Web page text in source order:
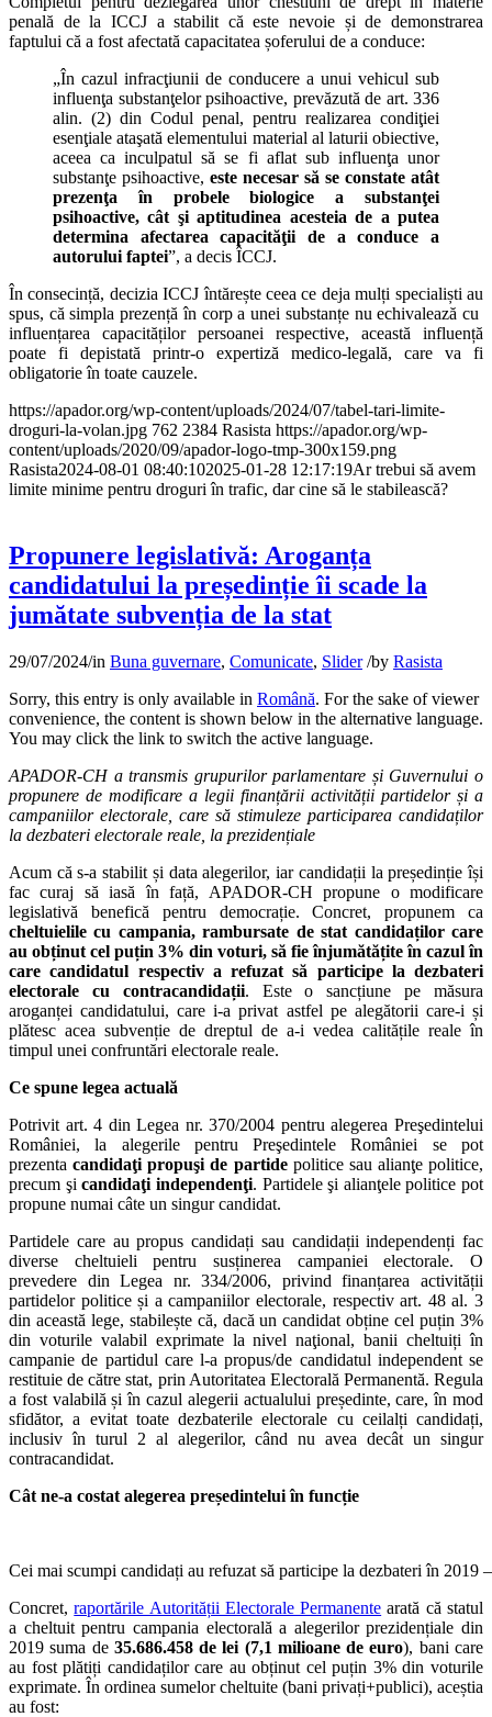
penală de la ICCJ a stabilit că este nevoie și de demonstrarea
faptului că a fost afectată capacitatea șoferului de a conduce:
„În cazul infracţiunii de conducere a unui vehicul sub
influenţa substanţelor psihoactive, prevăzută de art. 336
alin. (2) din Codul penal, pentru realizarea condiţiei
esenţiale ataşată elementului material al laturii obiective,
aceea ca inculpatul să se fi aflat sub influenţa unor
substanţe psihoactive, este necesar să se constate atât
prezenţa în probele biologice a substanţei
psihoactive, cât şi aptitudinea acesteia de a putea
determina afectarea capacităţii de a conduce a
autorului faptei”, a decis ÎCCJ.
În consecință, decizia ICCJ întărește ceea ce deja mulți specialiști au
spus, că simpla prezență în corp a unei substanțe nu echivalează cu
influențarea capacităților persoanei respective, această influență
poate fi depistată printr-o expertiză medico-legală, care va fi
obligatorie în toate cauzele.
https://apador.org/wp-content/uploads/2024/07/tabel-tari-limite-
droguri-la-volan.jpg 762 2384 Rasista https://apador.org/wp-
content/uploads/2020/09/apador-logo-tmp-300x159.png
Rasista2024-08-01 08:40:102025-01-28 12:17:19Ar trebui să avem
limite minime pentru droguri în trafic, dar cine să le stabilească?
Propunere legislativă: Aroganța
candidatului la președinție îi scade la
jumătate subvenția de la stat
29/07/2024/in Buna guvernare, Comunicate, Slider /by Rasista
Sorry, this entry is only available in Română. For the sake of viewer
convenience, the content is shown below in the alternative language.
You may click the link to switch the active language.
APADOR-CH a transmis grupurilor parlamentare și Guvernului o
propunere de modificare a legii finanțării activității partidelor și a
campaniilor electorale, care să stimuleze participarea candidaților
la dezbateri electorale reale, la prezidențiale
Acum că s-a stabilit și data alegerilor, iar candidații la președinție își
fac curaj să iasă în față, APADOR-CH propune o modificare
legislativă benefică pentru democrație. Concret, propunem ca
cheltuielile cu campania, rambursate de stat candidaților care
au obținut cel puțin 3% din voturi, să fie înjumătățite în cazul în
care candidatul respectiv a refuzat să participe la dezbateri
electorale cu contracandidații. Este o sancțiune pe măsura
aroganței candidatului, care i-a privat astfel pe alegătorii care-i și
plătesc acea subvenție de dreptul de a-i vedea calitățile reale în
timpul unei confruntări electorale reale.
Ce spune legea actuală
Potrivit art. 4 din Legea nr. 370/2004 pentru alegerea Preşedintelui
României, la alegerile pentru Preşedintele României se pot
prezentacandidaţi propuşi de partidepolitice sau alianţe politice,
precum şicandidaţi independenţi. Partidele şi alianţele politice pot
propune numai câte un singur candidat.
Partidele care au propus candidați sau candidații independenți fac
diverse cheltuieli pentru susținerea campaniei electorale. O
prevedere din Legea nr. 334/2006, privind finanțarea activității
partidelor politice și a campaniilor electorale, respectiv art. 48 al. 3
din această lege, stabilește că, dacă un candidat obține cel puțin 3%
din voturile valabil exprimate la nivel naţional, banii cheltuiți în
campanie de partidul care l-a propus/de candidatul independent se
restituie de către stat, prin Autoritatea Electorală Permanentă. Regula
a fost valabilă și în cazul alegerii actualului președinte, care, în mod
sfidător, a evitat toate dezbaterile electorale cu ceilalți candidați,
inclusiv în turul 2 al alegerilor, când nu avea decât un singur
contracandidat.
Cât ne-a costat alegerea președintelui în funcție
Cei mai scumpi candidați au refuzat să participe la dezbateri în 2019
Concret,raportările Autorității Electorale Permanente arată că statul
a cheltuit pentru campania electorală a alegerilor prezidențiale din
2019 suma de 35.686.458 de lei (7,1 milioane de euro), bani care
au fost plătiți candidaților care au obținut cel puțin 3% din voturile
exprimate. În ordinea sumelor cheltuite (bani privați+publici), aceștia
au fost: